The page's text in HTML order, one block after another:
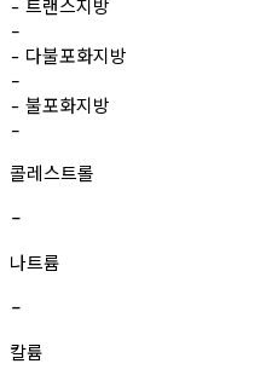
- 트랜스지방
-
- 다불포화지방
-
- 불포화지방
-
콜레스트롤
-
나트륨
-
칼륨